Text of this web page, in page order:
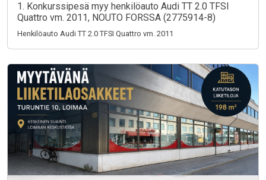
1. Konkurssipesä myy henkilöauto Audi TT 2.0 TFSI
Quattro vm. 2011, NOUTO FORSSA (2775914-8)
Henkilöauto Audi TT 2.0 TFSI Quattro vm. 2011